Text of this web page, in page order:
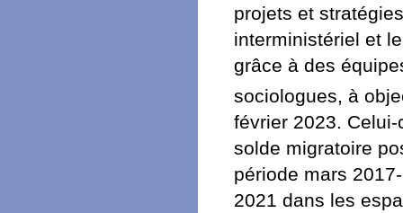
projets et
interministériel et
grâce à des
sociologues, à
février 2023.
solde migratoire
période mars
2021 dans les